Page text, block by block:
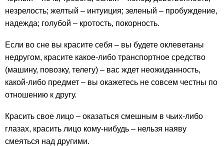
незрелость; желтый – интуиция; зеленый – пробуждение,
надежда; голубой – кротость, покорность.
Если во сне вы красите себя – вы будете оклеветаны
недругом, красите какое-либо транспортное средство
(машину, повозку, телегу) – вас ждет неожиданность,
какой-либо предмет – вы окажетесь не совсем честны по
отношению к другу.
Красить свое лицо – оказаться смешным в чьих-либо
глазах, красить лицо кому-нибудь – нельзя наяву
смеяться над другими.